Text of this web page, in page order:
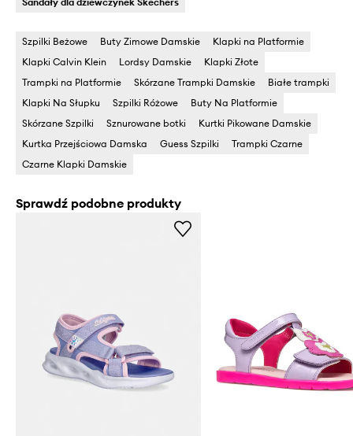
Szpilki Beżowe Buty Zimowe Damskie
Klapki na Platformie
Klapki Calvin Klein
Lordsy Damskie
Klapki Złote
Trampki na Platformie
Skórzane Trampki Damskie
Białe trampki
Klapki Na Słupku
Szpilki Różowe
Buty Na Platformie
Skórzane Szpilki
Sznurowane botki
Kurtki Pikowane Damskie
Kurtka Przejściowa Damska
Guess Szpilki
Trampki Czarne
Czarne Klapki Damskie
Sprawdź podobne produkty